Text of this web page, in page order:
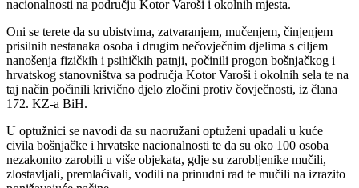
nacionalnosti na području Kotor Varoši i okolnih mjesta.
Oni se terete da su ubistvima, zatvaranjem, mučenjem, činjenjem
prisilnih nestanaka osoba i drugim nečovječnim djelima s ciljem
nanošenja fizičkih i psihičkih patnji, počinili progon bošnjačkog i
hrvatskog stanovništva sa područja Kotor Varoši i okolnih sela te na
taj način počinili krivično djelo zločini protiv čovječnosti, iz člana
172. KZ-a BiH.
U optužnici se navodi da su naoružani optuženi upadali u kuće
civila bošnjačke i hrvatske nacionalnosti te da su oko 100 osoba
nezakonito zarobili u više objekata, gdje su zarobljenike mučili,
zlostavljali, premlaćivali, vodili na prinudni rad te mučili na izrazito